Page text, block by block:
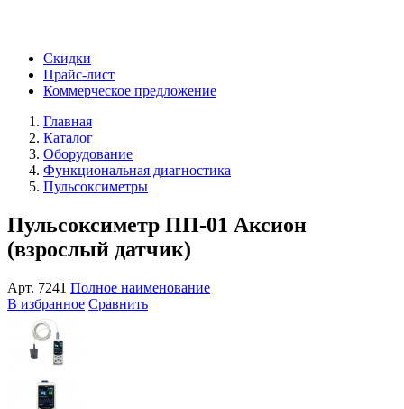
Скидки
Прайс-лист
Коммерческое предложение
Главная
Каталог
Оборудование
Функциональная диагностика
Пульсоксиметры
Пульсоксиметр ПП-01 Аксион
(взрослый датчик)
Арт. 7241 Полное наименование
В избранное Сравнить